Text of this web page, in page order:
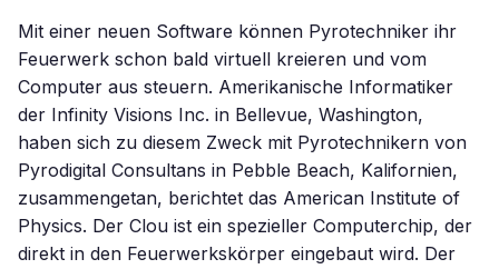
Mit einer neuen Software können Pyrotechniker ihr
Feuerwerk schon bald virtuell kreieren und vom
Computer aus steuern. Amerikanische Informatiker
der Infinity Visions Inc. in Bellevue, Washington,
haben sich zu diesem Zweck mit Pyrotechnikern von
Pyrodigital Consultans in Pebble Beach, Kalifornien,
zusammengetan, berichtet das American Institute of
Physics. Der Clou ist ein spezieller Computerchip, der
direkt in den Feuerwerkskörper eingebaut wird. Der